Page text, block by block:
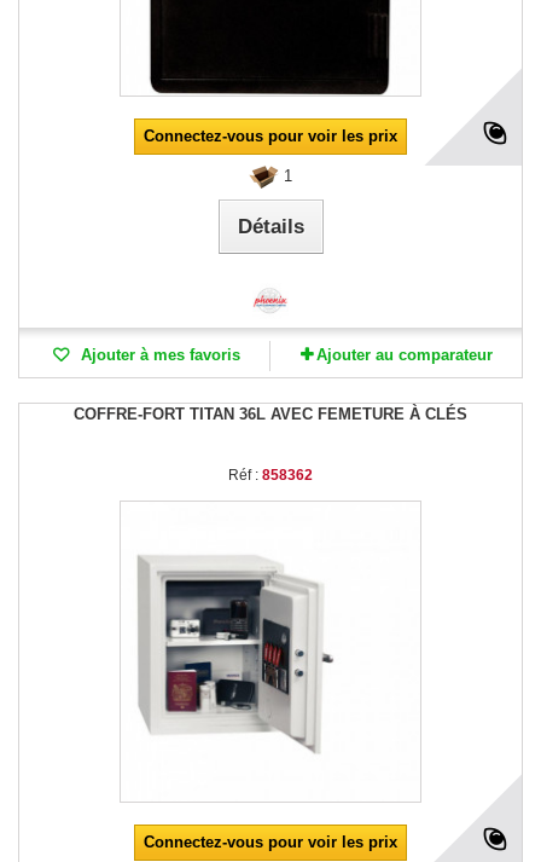
Connectez-vous pour voir les prix
1
Détails
Ajouter à mes favoris Ajouter au comparateur
COFFRE-FORT TITAN 36L AVEC FEMETURE À CLÉS
Réf : 858362
Connectez-vous pour voir les prix